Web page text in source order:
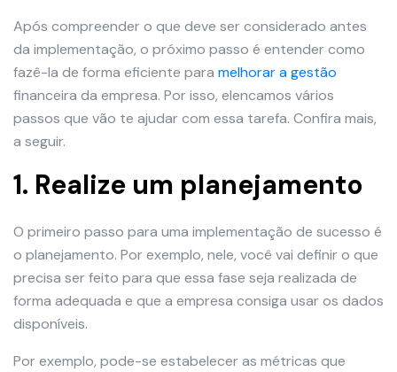
Após compreender o que deve ser considerado antes
da implementação, o próximo passo é entender como
fazê-la de forma eficiente para melhorar a gestão
financeira da empresa. Por isso, elencamos vários
passos que vão te ajudar com essa tarefa. Confira mais,
a seguir.
1. Realize um planejamento
O primeiro passo para uma implementação de sucesso é
o planejamento. Por exemplo, nele, você vai definir o que
precisa ser feito para que essa fase seja realizada de
forma adequada e que a empresa consiga usar os dados
disponíveis.
Por exemplo, pode-se estabelecer as métricas que